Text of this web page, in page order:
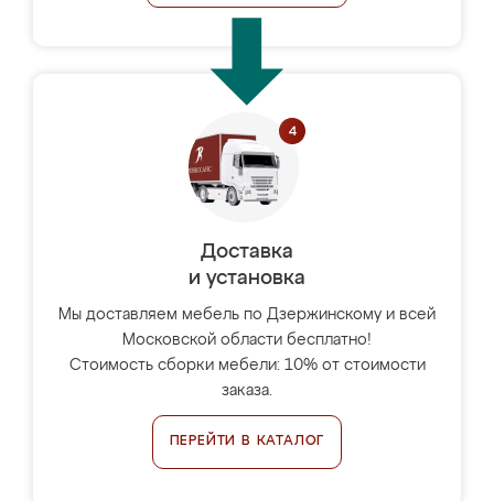
Доставка
и установка
Мы доставляем мебель по Дзержинскому и всей
Московской области бесплатно!
Стоимость сборки мебели: 10% от стоимости
заказа.
ПЕРЕЙТИ В КАТАЛОГ